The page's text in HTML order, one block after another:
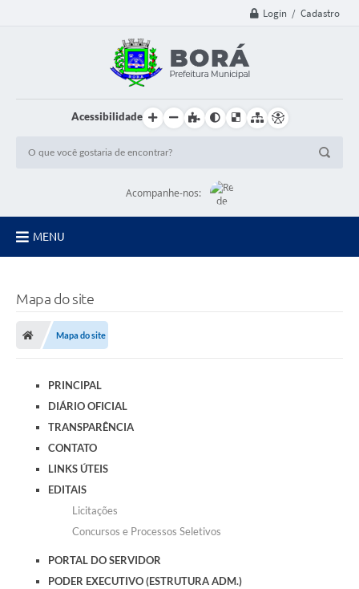
Login / Cadastro
Acessibilidade
Acompanhe-nos:
MENU
Diário Oficial
Transparência
Links Úteis
Portal do Servidor
Poder Executivo (Estrutura Adm.)
A Nossa Cidade
Mapa do site
Mapa do site
PRINCIPAL
DIÁRIO OFICIAL
TRANSPARÊNCIA
CONTATO
LINKS ÚTEIS
EDITAIS
Licitações
Concursos e Processos Seletivos
PORTAL DO SERVIDOR
PODER EXECUTIVO (ESTRUTURA ADM.)